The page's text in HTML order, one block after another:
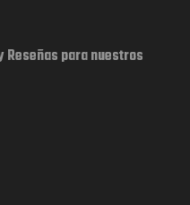
Reseñas para nuestros